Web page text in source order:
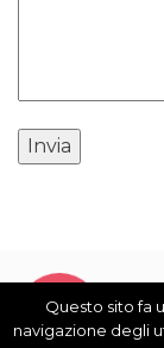
Questo sito fa
navigazione degli